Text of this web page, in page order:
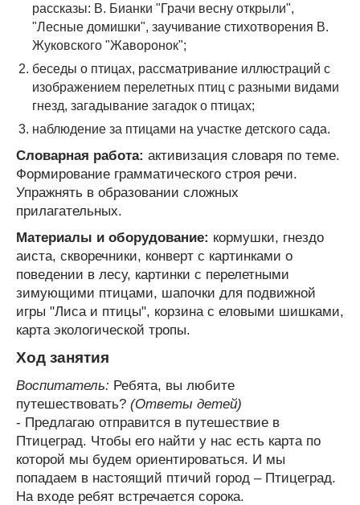
рассказы: В. Бианки "Грачи весну открыли",
"Лесные домишки", заучивание стихотворения В.
Жуковского "Жаворонок";
беседы о птицах, рассматривание иллюстраций с
изображением перелетных птиц с разными видами
гнезд, загадывание загадок о птицах;
наблюдение за птицами на участке детского сада.
Словарная работа: активизация словаря по теме.
Формирование грамматического строя речи.
Упражнять в образовании сложных
прилагательных.
Материалы и оборудование: кормушки, гнездо
аиста, скворечники, конверт с картинками о
поведении в лесу, картинки с перелетными
зимующими птицами, шапочки для подвижной
игры "Лиса и птицы", корзина с еловыми шишками,
карта экологической тропы.
Ход занятия
Воспитатель: Ребята, вы любите
путешествовать? (Ответы детей)
- Предлагаю отправится в путешествие в
Птицеград. Чтобы его найти у нас есть карта по
которой мы будем ориентироваться. И мы
попадаем в настоящий птичий город – Птицеград.
На входе ребят встречается сорока.